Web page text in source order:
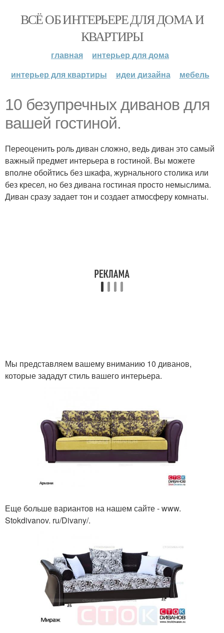
ВСЁ ОБ ИНТЕРЬЕРЕ ДЛЯ ДОМА И
КВАРТИРЫ
главная
интерьер для дома
интерьер для квартиры
идеи дизайна мебель
10 безупречных диванов для
вашей гостиной.
Переоценить роль диван сложно, ведь диван это самый
важный предмет интерьера в гостиной. Вы можете
вполне обойтись без шкафа, журнального столика или
без кресел, но без дивана гостиная просто немыслима.
Диван сразу задает тон и создает атмосферу комнаты.
Мы представляем вашему вниманию 10 диванов,
которые зададут стиль вашего интерьера.
Еще больше вариантов на нашем сайте - www.
Stokdivanov. ru/Divany/.